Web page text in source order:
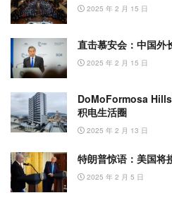
2025 年 2 月 15 日
直击慕安会：中国外
2025 年 2 月 15 日
DoMoFormosa Hills
积电生活圈
2025 年 2 月 13 日
特朗普惊语：美国将
2025 年 2 月 5 日